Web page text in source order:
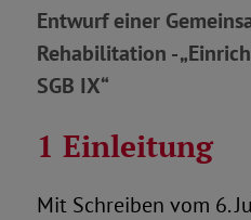
Entwurf einer
Rehabilitation -
SGB IX“
1 Einleitung
Mit Schreiben vom 6.